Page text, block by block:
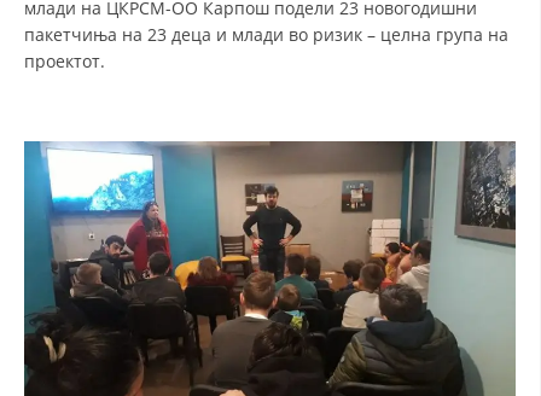
ЕДУКАТИВНО ИНФОРМАТИВНИ МАТЕРИЈАЛИ
БРОШУРИ
ПОСТЕРИ
ПРЕЗЕНТАЦИИ
млади на ЦКРСМ-ОО Карпош подели 23 новогодишни
пакетчиња на 23 деца и млади во ризик – целна група на
проектот.